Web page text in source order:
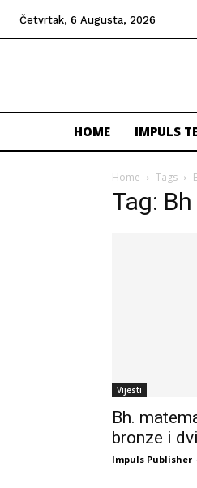
Četvrtak, 6 Augusta, 2026
HOME IMPULS
Home Tags
Tag:
Vijesti
Bh.
bronze i
Impuls Publisher